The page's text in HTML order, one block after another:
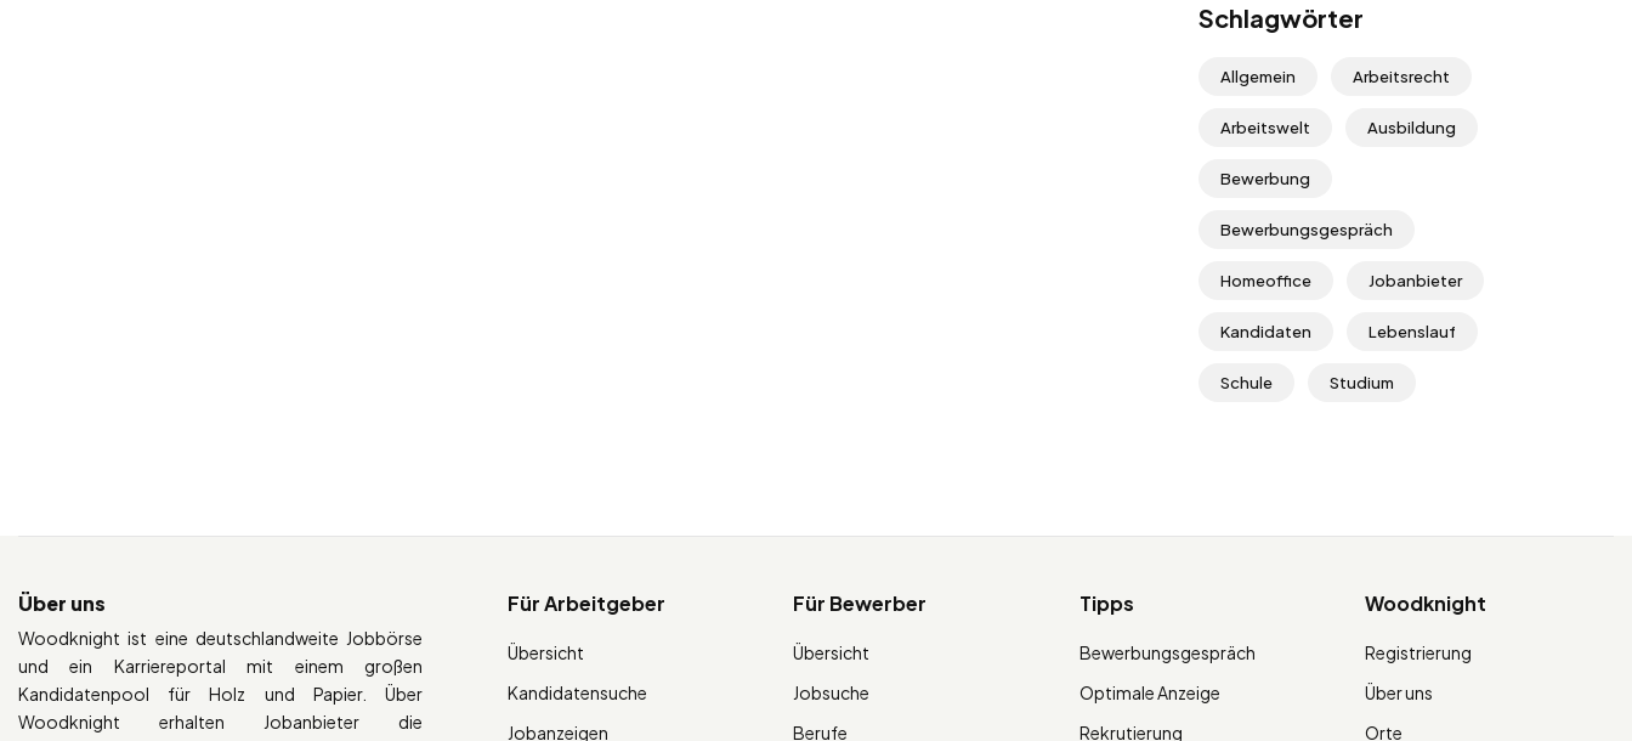
Schlagwörter
Allgemein Arbeitsrecht
Arbeitswelt Ausbildung
Bewerbung
Bewerbungsgespräch
Homeoffice Jobanbieter
Kandidaten Lebenslauf
Schule Studium
Über uns
Woodknight ist eine deutschlandweite Jobbörse
und ein Karriereportal mit einem großen
Kandidatenpool für Holz und Papier. Über
Woodknight erhalten Jobanbieter die
Für Arbeitgeber
Übersicht
Kandidatensuche
Jobanzeigen
Für Bewerber
Übersicht
Jobsuche
Berufe
Tipps
Bewerbungsgespräch
Optimale Anzeige
Rekrutierung
Woodknight
Registrierung
Über uns
Orte